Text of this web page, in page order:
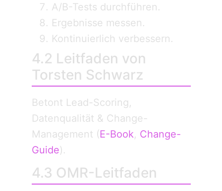
A/B-Tests durchführen.
Ergebnisse messen.
Kontinuierlich verbessern.
4.2 Leitfaden von
Torsten Schwarz
Betont Lead-Scoring,
Datenqualität & Change-
Management (E-Book, Change-
Guide).
4.3 OMR-Leitfaden